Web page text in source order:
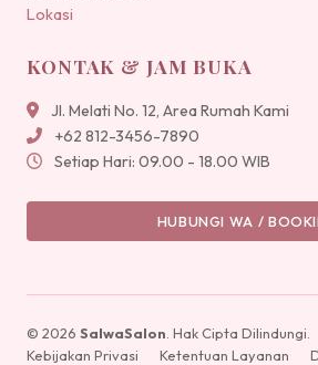
Lokasi
KONTAK & JAM BUKA
Jl. Melati No. 12, Area Rumah Kami
+62 812-3456-7890
Setiap Hari: 09.00 - 18.00 WIB
HUBUNGI WA /
© 2026 SalwaSalon . Hak Cipta Dilindungi.
Kebijakan Privasi
Ketentuan Layanan